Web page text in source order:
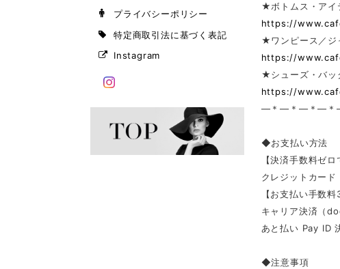
プライバシーポリシー
特定商取引法に基づく表記
Instagram
★ボトムス・ア
https://
★ワンピース／
https://
★シューズ・バ
https://
—＊—＊—＊—＊
◆お支払い方法
【決済手数料ゼロ
クレジットカード
【お支払い手数料
キャリア決済（
あと払い Pay ID
◆注意事項